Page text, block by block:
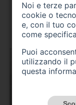
Noi e terze
cookie o
e, con il tuo
come
Puoi
utilizzando il
questa